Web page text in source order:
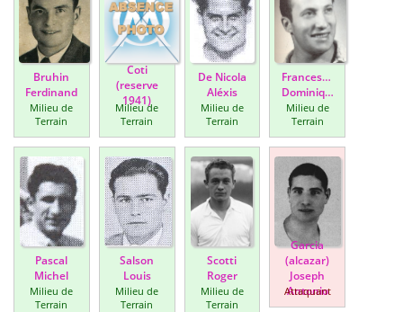
Bruhin
Ferdinand
Milieu de
Terrain
Coti
(reserve
1941)
Milieu de
Terrain
De Nicola
Aléxis
Milieu de
Terrain
Franceschi
Dominique
Milieu de
Terrain
Pascal
Michel
Milieu de
Terrain
Salson
Louis
Milieu de
Terrain
Scotti
Roger
Milieu de
Terrain
Garcia
(alcazar)
Joseph
Antonio
Attaquant